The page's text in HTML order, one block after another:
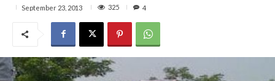
September 23, 2013 325 4